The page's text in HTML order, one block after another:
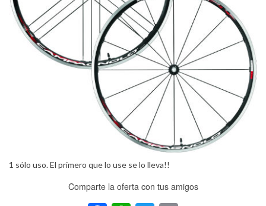
1 sólo uso. El primero que lo use se lo lleva!!
Comparte la oferta con tus amigos